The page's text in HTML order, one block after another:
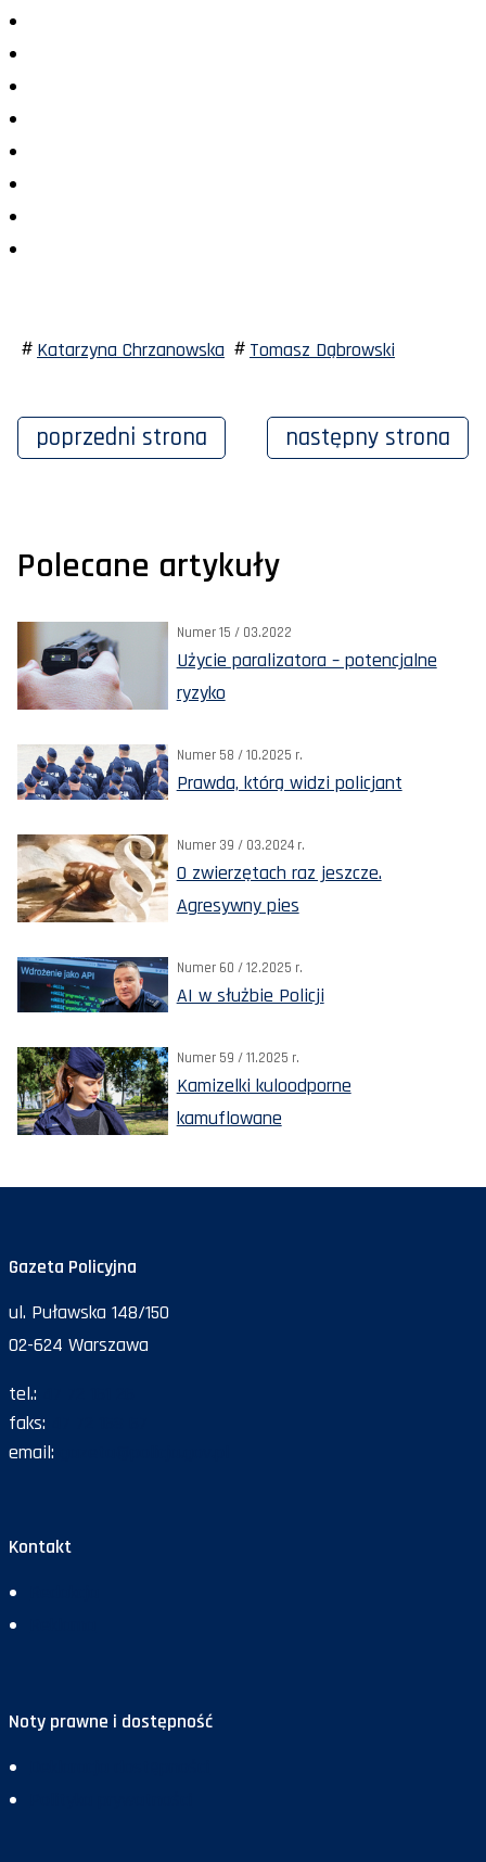
Katarzyna Chrzanowska Tomasz Dąbrowski
poprzedni strona następny strona
Polecane artykuły
Numer 15 / 03.2022
Użycie paralizatora – potencjalne
ryzyko
Numer 58 / 10.2025 r.
Prawda, którą widzi policjant
Numer 39 / 03.2024 r.
O zwierzętach raz jeszcze.
Agresywny pies
Numer 60 / 12.2025 r.
AI w służbie Policji
Numer 59 / 11.2025 r.
Kamizelki kuloodporne
kamuflowane
Gazeta Policyjna
ul. Puławska 148/150
02-624 Warszawa
tel.:
faks:
email:
Kontakt
Noty prawne i dostępność